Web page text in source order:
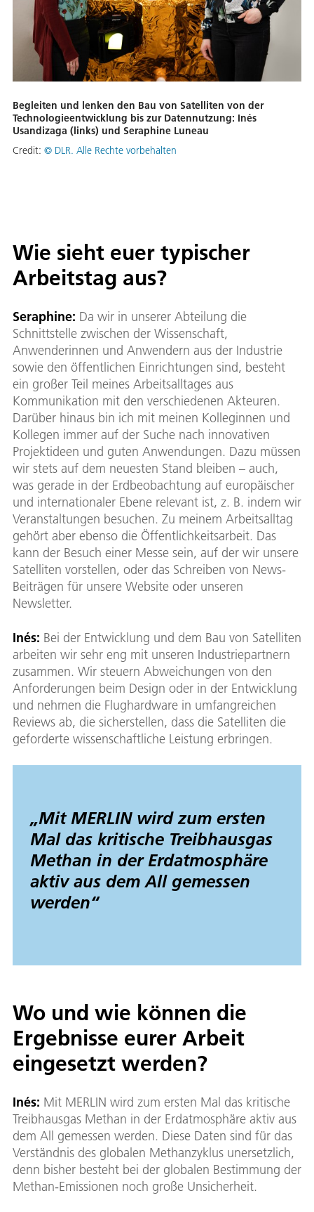
Begleiten und lenken den Bau von Satelliten von der
Technologieentwicklung bis zur Datennutzung: Inés
Usandizaga (links) und Seraphine Luneau
Credit: © DLR. Alle Rechte vorbehalten
Wie sieht euer typischer
Arbeitstag aus?
Seraphine: Da wir in unserer Abteilung die
Schnittstelle zwischen der Wissenschaft,
Anwenderinnen und Anwendern aus der Industrie
sowie den öffentlichen Einrichtungen sind, besteht
ein großer Teil meines Arbeitsalltages aus
Kommunikation mit den verschiedenen Akteuren.
Darüber hinaus bin ich mit meinen Kolleginnen und
Kollegen immer auf der Suche nach innovativen
Projektideen und guten Anwendungen. Dazu müssen
wir stets auf dem neuesten Stand bleiben – auch,
was gerade in der Erdbeobachtung auf europäischer
und internationaler Ebene relevant ist, z. B. indem wir
Veranstaltungen besuchen. Zu meinem Arbeitsalltag
gehört aber ebenso die Öffentlichkeitsarbeit. Das
kann der Besuch einer Messe sein, auf der wir unsere
Satelliten vorstellen, oder das Schreiben von News-
Beiträgen für unsere Website oder unseren
Newsletter.
Inés: Bei der Entwicklung und dem Bau von Satelliten
arbeiten wir sehr eng mit unseren Industriepartnern
zusammen. Wir steuern Abweichungen von den
Anforderungen beim Design oder in der Entwicklung
und nehmen die Flughardware in umfangreichen
Reviews ab, die sicherstellen, dass die Satelliten die
geforderte wissenschaftliche Leistung erbringen.
„Mit MERLIN wird zum ersten
Mal das kritische Treibhausgas
Methan in der Erdatmosphäre
aktiv aus dem All gemessen
werden“
Wo und wie können die
Ergebnisse eurer Arbeit
eingesetzt werden?
Inés: Mit MERLIN wird zum ersten Mal das kritische
Treibhausgas Methan in der Erdatmosphäre aktiv aus
dem All gemessen werden. Diese Daten sind für das
Verständnis des globalen Methanzyklus unersetzlich,
denn bisher besteht bei der globalen Bestimmung der
Methan-Emissionen noch große Unsicherheit.